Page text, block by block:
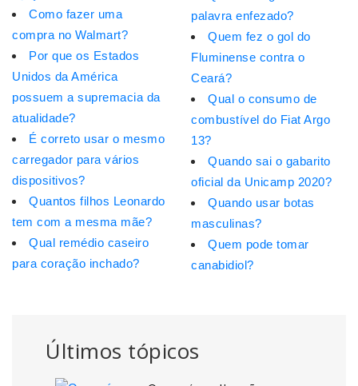
Últimos tópicos
Como fazer uma
compra no Walmart?
Por que os Estados
Unidos da América
possuem a supremacia da
atualidade?
É correto usar o mesmo
carregador para vários
dispositivos?
Quantos filhos Leonardo
tem com a mesma mãe?
Qual remédio caseiro
para coração inchado?
palavra enfezado?
Quem fez o gol do
Fluminense contra o
Ceará?
Qual o consumo de
combustível do Fiat Argo
13?
Quando sai o gabarito
oficial da Unicamp 2020?
Quando usar botas
masculinas?
Quem pode tomar
canabidiol?